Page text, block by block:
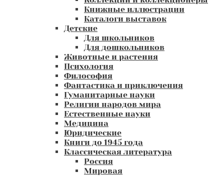
Книжные иллюстрации
Каталоги выставок
Детские
Для школьников
Для дошкольников
Животные и растения
Психология
Философия
Фантастика и приключения
Гуманитарные науки
Религии народов мира
Естественные науки
Медицина
Юридические
Книги до 1945 года
Классическая литература
Россия
Мировая